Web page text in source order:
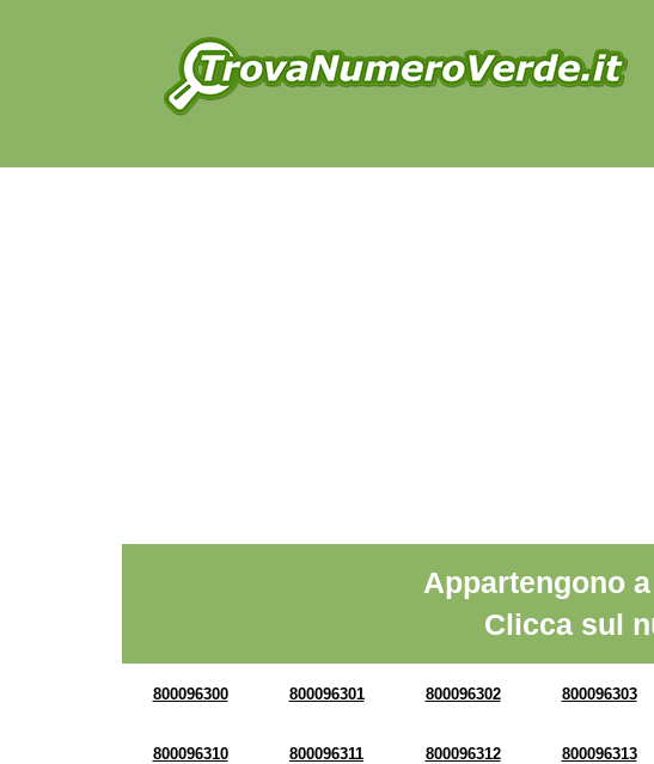
Appartengono
Clicca sul
800096300 800096301 800096302 800096303
800096310 800096311 800096312 800096313